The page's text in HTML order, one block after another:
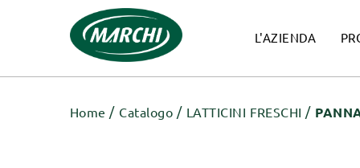
L'AZIENDA
Home Catalogo LATTICINI FRESCHI